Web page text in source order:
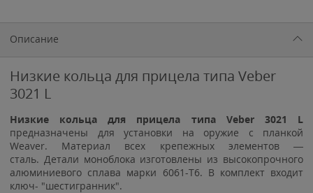
Описание
Низкие кольца для прицела типа Veber
3021 L
Низкие кольца для прицела типа Veber 3021 L
предназначены для установки на оружие с планкой
Weaver. Материал всех крепежных элементов —
сталь. Детали моноблока изготовлены из высокопрочного
алюминиевого сплава марки 6061-Т6. В комплект входит
ключ- "шестигранник".